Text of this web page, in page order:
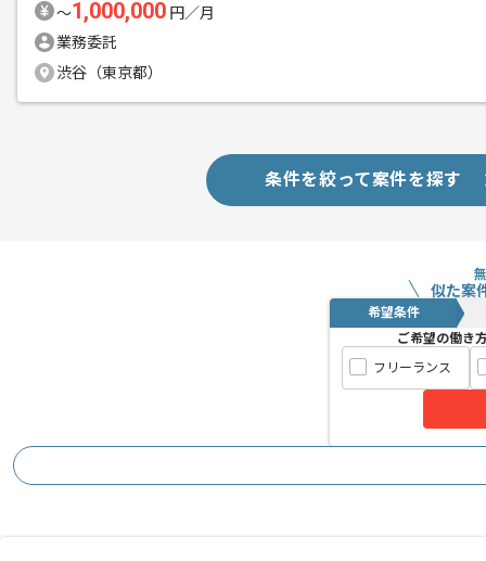
〜1,000,000 円／月
業務委託
渋谷（東京都）
条件を絞って案件を探す
似た案
希望条件
ご希望の働き
フリーランス